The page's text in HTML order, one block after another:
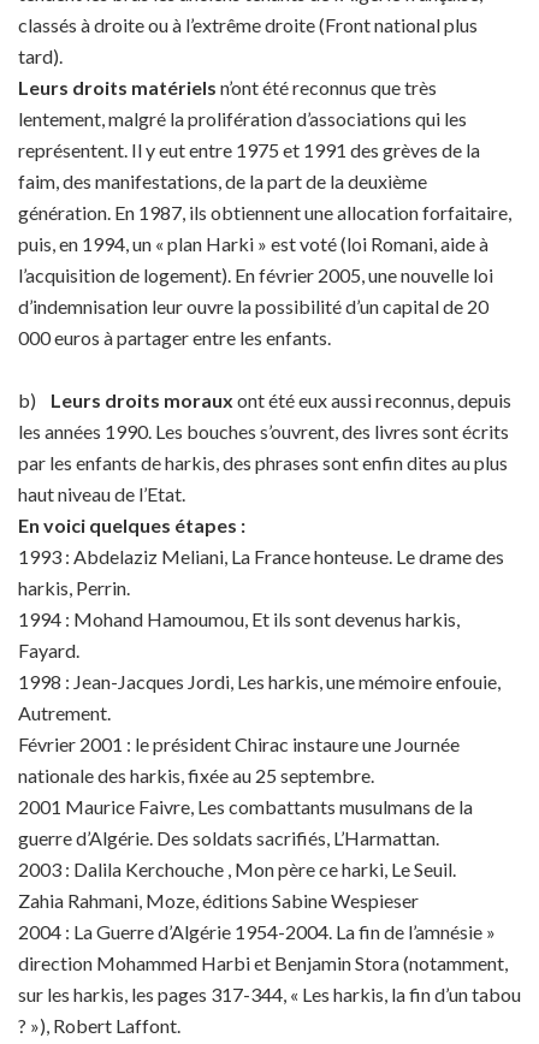
classés à droite ou à l’extrême droite (Front national plus
tard).
Leurs droits matériels n’ont été reconnus que très
lentement, malgré la prolifération d’associations qui les
représentent. Il y eut entre 1975 et 1991 des grèves de la
faim, des manifestations, de la part de la deuxième
génération. En 1987, ils obtiennent une allocation forfaitaire,
puis, en 1994, un « plan Harki » est voté (loi Romani, aide à
l’acquisition de logement). En février 2005, une nouvelle loi
d’indemnisation leur ouvre la possibilité d’un capital de 20
000 euros à partager entre les enfants.
b) Leurs droits moraux ont été eux aussi reconnus, depuis
les années 1990. Les bouches s’ouvrent, des livres sont écrits
par les enfants de harkis, des phrases sont enfin dites au plus
haut niveau de l’Etat.
En voici quelques étapes :
1993 : Abdelaziz Meliani, La France honteuse. Le drame des
harkis, Perrin.
1994 : Mohand Hamoumou, Et ils sont devenus harkis,
Fayard.
1998 : Jean-Jacques Jordi, Les harkis, une mémoire enfouie,
Autrement.
Février 2001 : le président Chirac instaure une Journée
nationale des harkis, fixée au 25 septembre.
2001 Maurice Faivre, Les combattants musulmans de la
guerre d’Algérie. Des soldats sacrifiés, L’Harmattan.
2003 : Dalila Kerchouche , Mon père ce harki, Le Seuil.
Zahia Rahmani, Moze, éditions Sabine Wespieser
2004 : La Guerre d’Algérie 1954-2004. La fin de l’amnésie »
direction Mohammed Harbi et Benjamin Stora (notamment,
sur les harkis, les pages 317-344, « Les harkis, la fin d’un tabou
? »), Robert Laffont.